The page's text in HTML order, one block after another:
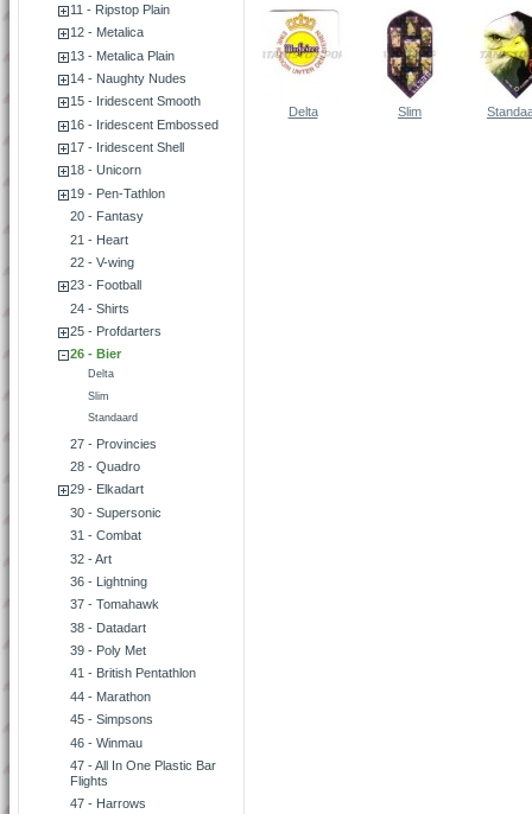
11 - Ripstop Plain
12 - Metalica
13 - Metalica Plain
14 - Naughty Nudes
15 - Iridescent Smooth
16 - Iridescent Embossed
17 - Iridescent Shell
18 - Unicorn
19 - Pen-Tathlon
20 - Fantasy
21 - Heart
22 - V-wing
23 - Football
24 - Shirts
25 - Profdarters
26 - Bier
Delta
Slim
Standaard
27 - Provincies
28 - Quadro
29 - Elkadart
30 - Supersonic
31 - Combat
32 - Art
36 - Lightning
37 - Tomahawk
38 - Datadart
39 - Poly Met
41 - British Pentathlon
44 - Marathon
45 - Simpsons
46 - Winmau
47 - All In One Plastic Bar
Flights
47 - Harrows
Delta Slim